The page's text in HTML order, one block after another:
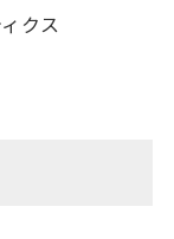
クス